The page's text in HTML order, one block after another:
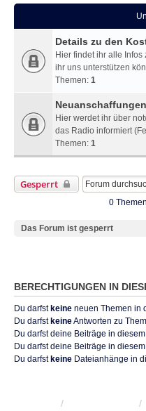
Details zu den
Hier findet ihr alle Infos
ihr uns unterstützen
Themen: 1
Hier werdet ihr über
das Radio informiert
Themen: 1
Gesperrt
0
Das Forum ist gesperrt
BERECHTIGUNGEN IN
Du darfstkeine neuen Themen in
Du darfstkeineAntworten zu
Du darfst deine Beiträge in
Du darfst deine Beiträge in
Du darfstkeine Dateianhänge in